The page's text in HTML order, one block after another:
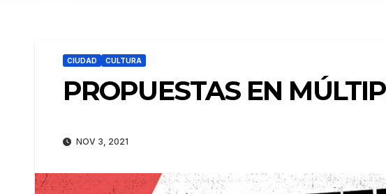
CIUDAD CULTURA
PROPUESTAS EN
NOV 3, 2021